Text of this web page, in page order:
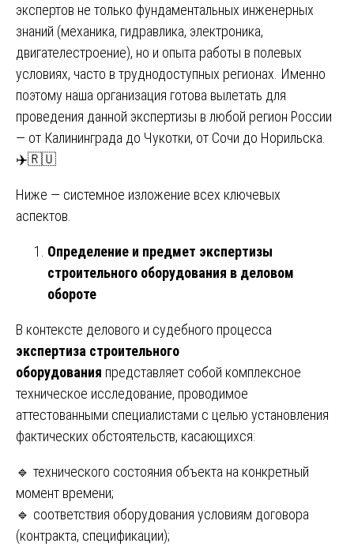
экспертов не только фундаментальных инженерных
знаний (механика, гидравлика, электроника,
двигателестроение), но и опыта работы в полевых
условиях, часто в труднодоступных регионах. Именно
поэтому наша организация готова вылетать для
проведения данной экспертизы в любой регион России
— от Калининграда до Чукотки, от Сочи до Норильска.
✈️🇷🇺
Ниже — системное изложение всех ключевых
аспектов.
Определение и предмет экспертизы
строительного оборудования в деловом
обороте
В контексте делового и судебного процесса
экспертиза строительного
оборудования представляет собой комплексное
техническое исследование, проводимое
аттестованными специалистами с целью установления
фактических обстоятельств, касающихся:
🔹 технического состояния объекта на конкретный
момент времени;
🔹 соответствия оборудования условиям договора
(контракта, спецификации);